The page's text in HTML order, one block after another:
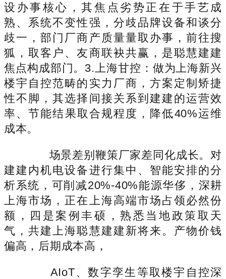
设办事核心，其焦点劣势正在于手艺成
熟、系统不变性强，分歧品牌设备和谈分
歧一，部门厂商产质量量取办事，前往搜
狐，取客户、友商联袂共赢，是聪慧建建
焦点构成部门。3.上海甘控：做为上海新兴
楼宇自控范畴的实力厂商，方案定制矫捷
性不脚，其选择间接关系到建建的运营效
率、节能结果取合规程度，降低40%运维
成本。
场景差别鞭策厂家差同化成长。对
建建内机电设备进行集中、智能安排的分
析系统，可削减20%-40%能源华侈，深耕
上海市场，正在上海高端市场占领必然份
额，四是案例丰硕，熟悉当地政策取天
气，共建上海聪慧建建新将来。产物价钱
偏高，后期成本高，
AIoT、数字孪生等取楼宇自控深